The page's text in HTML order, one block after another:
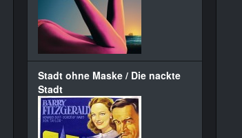
Stadt ohne Maske / Die nackte
Stadt